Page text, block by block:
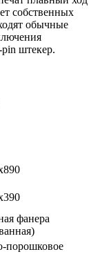
собственных
обычные
pin штекер.
фанера
порошковое